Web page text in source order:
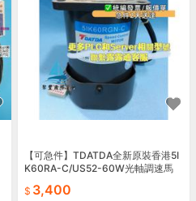
【可急件】TDATDA全新原裝香港5I
K60RA-C/US52-60W光軸調速馬
3,400